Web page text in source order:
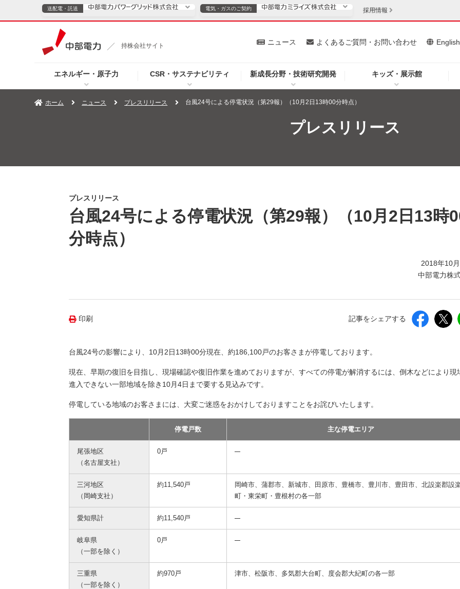
持株会社サイト
エネルギー・原子力 CSR・サステナビリティ 新成長分野・技術研究開発 キッズ・展示館
ニュース よくあるご質問・お問い合わせ English
送配電・託送
TOPページへ ご案内 安定供給
企業情報
ニュース（新しいウィンドウを開きます）
よくあるご質問・お問い合わせ
電気・ガスのご契約
電気・ガスのご契約
TOPページへ 個人のお客さま 法人のお客さま
採用情報
ホーム ニュース プレスリリース 台風24号による停電状況（第29報）（10月2日13時00分時点）
プレスリリース
プレスリリース
台風24号による停電状況（第29報）（10月2日13時
分時点）
2018年10
中部電力株
印刷 記事をシェアする
台風24号の影響により、10月2日13時00分現在、約186,100戸のお客さまが停電しております。
現在、早期の復旧を目指し、現場確認や復旧作業を進めておりますが、すべての停電が解消するには、倒木などにより現
進入できない一部地域を除き10月4日まで要する見込みです。
停電している地域のお客さまには、大変ご迷惑をおかけしておりますことをお詫びいたします。
停電戸数 主な停電エリア
尾張地区
（名古屋支社）
0戸
三河地区
（岡崎支社）
約11,540戸
岡崎市、蒲郡市、新城市、田原市、豊橋市、豊川市、豊田市、北設楽郡設
町・東栄町・豊根村の各一部
愛知県計 約11,540戸
岐阜県
（一部を除く）
0戸
三重県
（一部を除く）
約970戸 津市、松阪市、多気郡大台町、度会郡大紀町の各一部